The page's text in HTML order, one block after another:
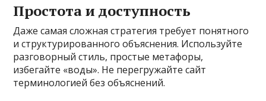
Простота и доступность
Даже самая сложная стратегия требует понятного
и структурированного объяснения. Используйте
разговорный стиль, простые метафоры,
избегайте «воды». Не перегружайте сайт
терминологией без объяснений.